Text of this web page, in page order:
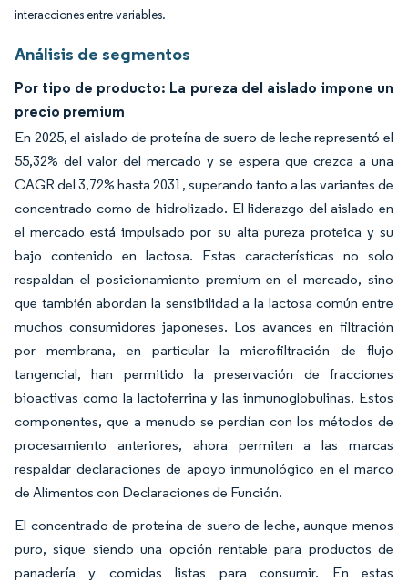
interacciones entre variables.
Análisis de segmentos
Por tipo de producto: La pureza del aislado impone un
precio premium
En 2025, el aislado de proteína de suero de leche representó el
55,32% del valor del mercado y se espera que crezca a una
CAGR del 3,72% hasta 2031, superando tanto a las variantes de
concentrado como de hidrolizado. El liderazgo del aislado en
el mercado está impulsado por su alta pureza proteica y su
bajo contenido en lactosa. Estas características no solo
respaldan el posicionamiento premium en el mercado, sino
que también abordan la sensibilidad a la lactosa común entre
muchos consumidores japoneses. Los avances en filtración
por membrana, en particular la microfiltración de flujo
tangencial, han permitido la preservación de fracciones
bioactivas como la lactoferrina y las inmunoglobulinas. Estos
componentes, que a menudo se perdían con los métodos de
procesamiento anteriores, ahora permiten a las marcas
respaldar declaraciones de apoyo inmunológico en el marco
de Alimentos con Declaraciones de Función.
El concentrado de proteína de suero de leche, aunque menos
puro, sigue siendo una opción rentable para productos de
panadería y comidas listas para consumir. En estas